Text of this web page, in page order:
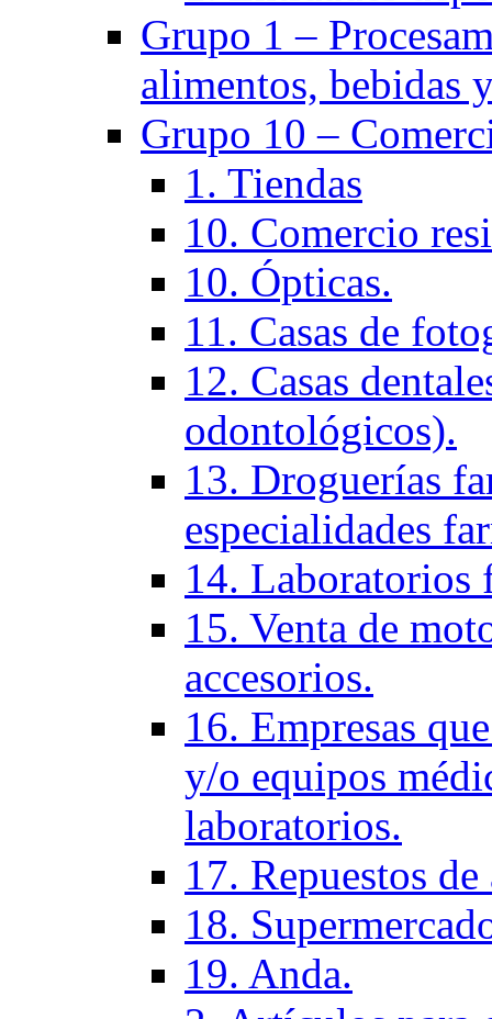
Grupo 1 –
alimentos, bebidas
Grupo 10 –
1. Tiendas
10. Comercio
10. Ópticas.
11. Casas de
12. Casas
odontológicos).
13. Droguerías
especialidades
14. Laboratorios
15. Venta de
accesorios.
16. Empresas
y/o equipos
laboratorios.
17. Repuestos
18.
19. Anda.